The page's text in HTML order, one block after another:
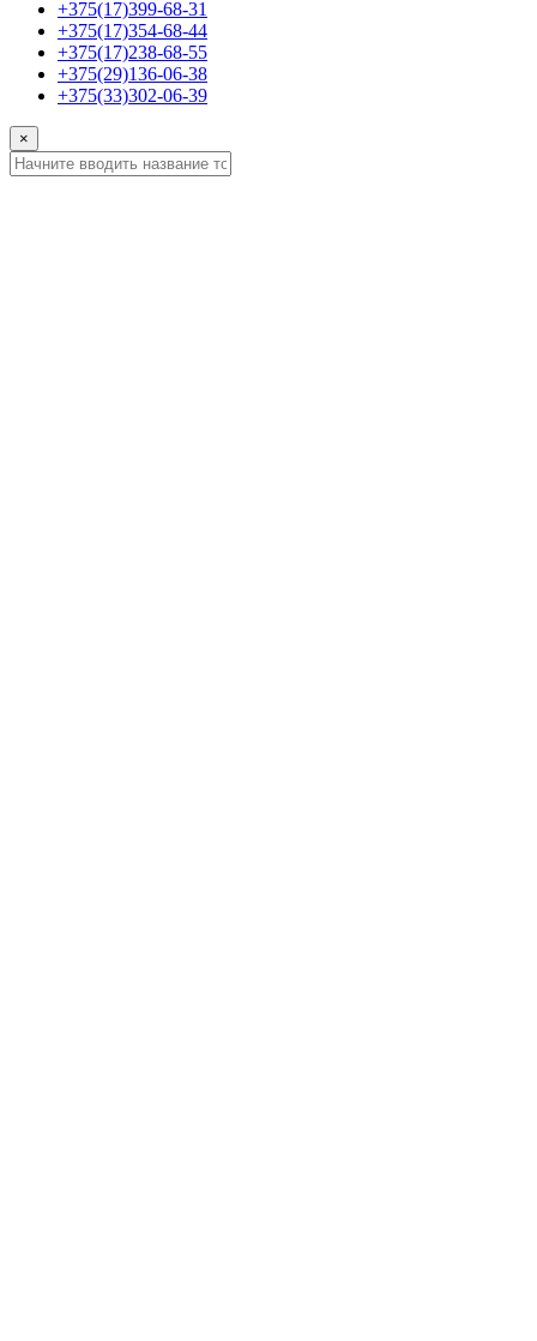
+375(17)399-68-31
+375(17)354-68-44
+375(17)238-68-55
+375(29)136-06-38
+375(33)302-06-39
×